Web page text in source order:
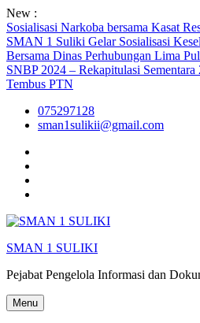
Skip
to
content
New :
Sosialisasi Narkoba bersama Kasat
SMAN 1 Suliki Gelar Sosialisasi
Bersama Dinas Perhubungan Lima
SNBP 2024 – Rekapitulasi
Tembus PTN
075297128
sman1sulikii@gmail.com
SMAN 1 SULIKI
Pejabat Pengelola Informasi dan
Menu